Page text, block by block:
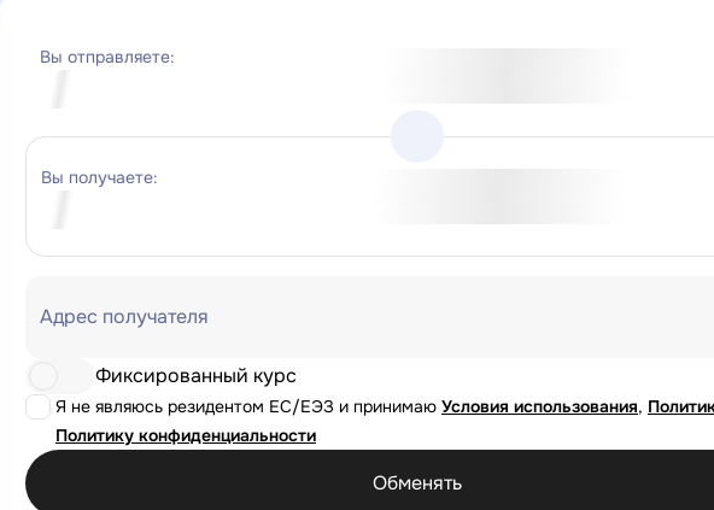
Вы отправляете:
Вы получаете:
Адрес получателя
Я не являюсь резидентом ЕС/ЕЭЗ и принимаю Условия использования,
Политику конфиденциальности
Фиксированный курс
Обменять